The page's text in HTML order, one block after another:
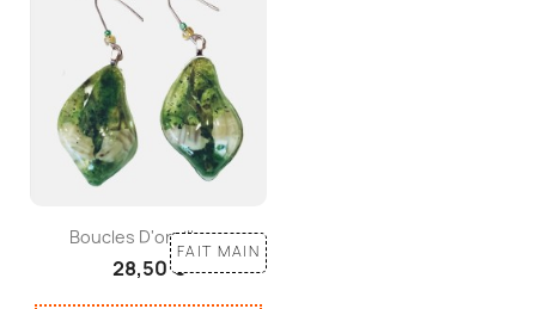
Boucles D'oreilles...
28,50 €
FAIT MAIN